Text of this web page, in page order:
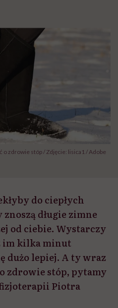
o zdrowie stóp / Zdjęcie: lisica1 / Adobe
do ciepłych
długie zimne
od ciebie. Wystarczy
im kilka minut
dużo lepiej. A ty wraz
zdrowie stóp, pytamy
Piotra